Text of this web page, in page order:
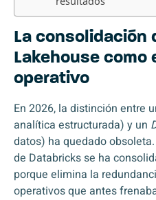
La consolidación
Lakehouse como
operativo
En 2026, la distinción entre
analítica estructurada) y un
datos) ha quedado
de Databricks se ha
porque elimina la
operativos que antes